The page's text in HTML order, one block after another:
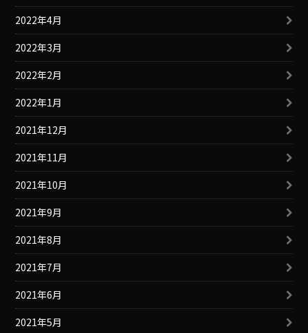
2022年4月
2022年3月
2022年2月
2022年1月
2021年12月
2021年11月
2021年10月
2021年9月
2021年8月
2021年7月
2021年6月
2021年5月